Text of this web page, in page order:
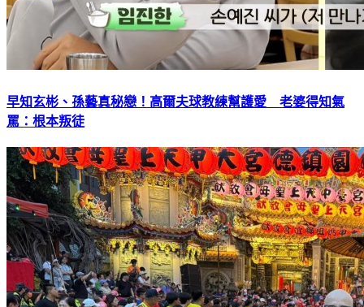
早知玄彬、孫藝真秘戀！高爾夫球教練幫護愛 老婆得知氣
罵：根本叛徒